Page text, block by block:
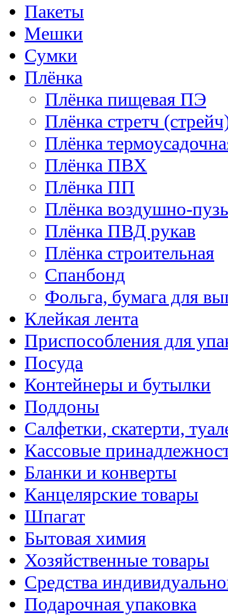
Пакеты
Мешки
Сумки
Плёнка
Плёнка пищевая ПЭ
Плёнка стретч
Плёнка
Плёнка ПВХ
Плёнка ПП
Плёнка воздушно-
Плёнка ПВД рукав
Плёнка строительная
Спанбонд
Фольга, бумага для
Клейкая лента
Приспособления для
Посуда
Контейнеры и бутылки
Поддоны
Салфетки, скатерти,
Кассовые
Бланки и конверты
Канцелярские товары
Шпагат
Бытовая химия
Хозяйственные товары
Средства
Подарочная упаковка